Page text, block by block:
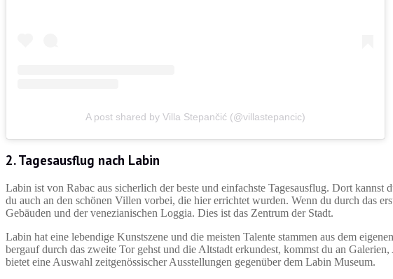
A post shared by Villa Stepančić (@villastepancic)
2. Tagesausflug nach Labin
Labin ist von Rabac aus sicherlich der beste und einfachste Tagesausflug. Dort
du auch an den schönen Villen vorbei, die hier errichtet wurden. Wenn du durch das
Gebäuden und der venezianischen Loggia. Dies ist das Zentrum der Stadt.
Labin hat eine lebendige Kunstszene und die meisten Talente stammen aus dem
bergauf durch das zweite Tor gehst und die Altstadt erkundest, kommst du an
bietet eine Auswahl zeitgenössischer Ausstellungen gegenüber dem Labin Museum.